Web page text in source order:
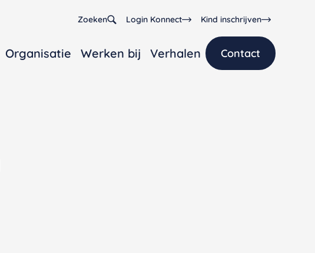
Organisatie Werken bij Verhalen Contact
Zoeken Login Konnect Kind inschrijven